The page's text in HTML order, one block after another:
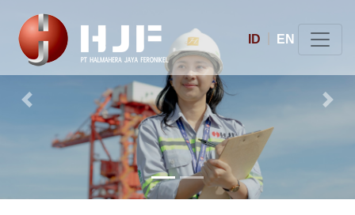
ID EN
Previous Next